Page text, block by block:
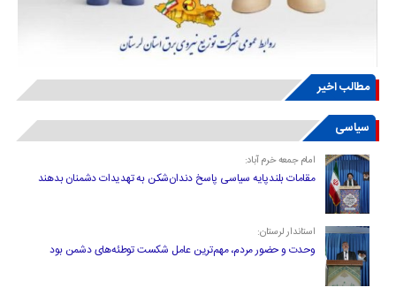
مطالب اخیر
سیاسی
امام جمعه خرم آباد:
مقامات بلندپایه سیاسی پاسخ دندان‌شکن به تهدیدات دشمنان بدهند
استاندار لرستان:
وحدت و حضور مردم، مهم‌ترین عامل شکست توطئه‌های دشمن بود